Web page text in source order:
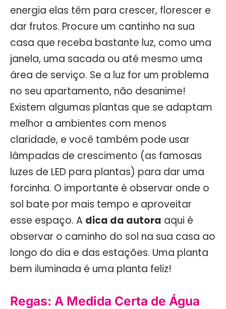
energia elas têm para crescer, florescer e
dar frutos. Procure um cantinho na sua
casa que receba bastante luz, como uma
janela, uma sacada ou até mesmo uma
área de serviço. Se a luz for um problema
no seu apartamento, não desanime!
Existem algumas plantas que se adaptam
melhor a ambientes com menos
claridade, e você também pode usar
lâmpadas de crescimento (as famosas
luzes de LED para plantas) para dar uma
forcinha. O importante é observar onde o
sol bate por mais tempo e aproveitar
esse espaço. A dica da autora aqui é
observar o caminho do sol na sua casa ao
longo do dia e das estações. Uma planta
bem iluminada é uma planta feliz!
Regas: A Medida Certa de Água